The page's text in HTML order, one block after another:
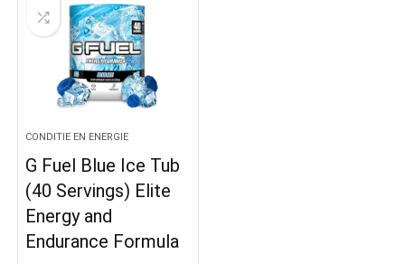
CONDITIE EN ENERGIE
G Fuel Blue Ice Tub
(40 Servings) Elite
Energy and
Endurance Formula